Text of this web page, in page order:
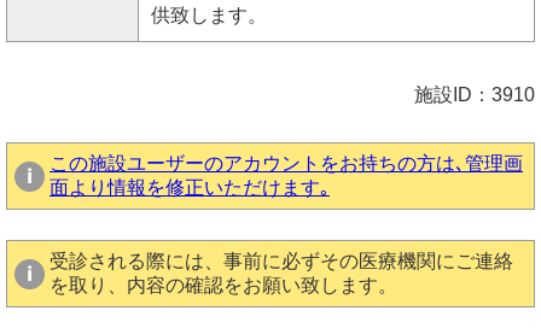
供致します。
施設ID：3910
この施設ユーザーのアカウントをお持ちの方は､管理画
面より情報を修正いただけます｡
受診される際には、事前に必ずその医療機関にご連絡
を取り、内容の確認をお願い致します。